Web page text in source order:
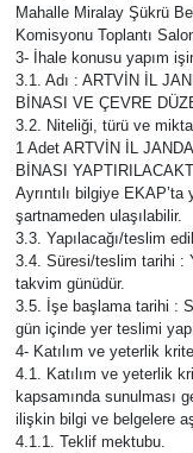
Mahalle Miralay Şükrü
Komisyonu Toplantı
3- İhale konusu yapım
3.1. Adı : ARTVİN İL
BİNASI VE ÇEVRE
3.2. Niteliği, türü ve
1 Adet ARTVİN İL
BİNASI
Ayrıntılı bilgiye
şartnameden ulaşılabilir.
3.3. Yapılacağı/teslim
3.4. Süresi/teslim tarihi :
takvim günüdür.
3.5. İşe başlama tarihi :
gün içinde yer teslimi
4- Katılım ve yeterlik
4.1. Katılım ve yeterlik
kapsamında sunulması
ilişkin bilgi ve belgelere
4.1.1. Teklif mektubu.